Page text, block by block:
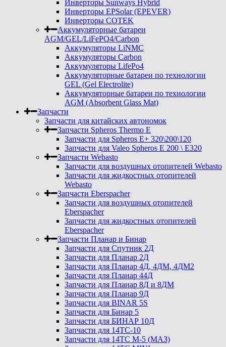
Инверторы Sunways Hybrid
Инверторы EPSolar (EPEVER)
Инверторы COTEK
Аккумуляторные батареи
AGM/GEL/LiFePO4/Carbon
Аккумуляторы LiNMC
Аккумуляторы Carbon
Аккумуляторы LifePo4
Аккумуляторные батареи по технологии
GEL (Gel Electrolite)
Аккумуляторные батареи по технологии
AGM (Absorbent Glass Mat)
Запчасти
Запчасти для китайских автономок
Запчасти Spheros Thermo E
Запчасти для Spheros E+ 320\200\120
Запчасти для Valeo Spheros E 200 \ E320
Запчасти Webasto
Запчасти для воздушных отопителей Webasto
Запчасти для жидкостных отопителей
Webasto
Запчасти Eberspacher
Запчасти для воздушных отопителей
Eberspacher
Запчасти для жидкостных отопителей
Eberspacher
Запчасти Планар и Бинар
Запчасти для Спутник 2Д
Запчасти для Планар 2Д
Запчасти для Планар 4Д, 4ДМ, 4ДМ2
Запчасти для Планар 44Д
Запчасти для Планар 8Д и 8ДМ
Запчасти для Планар 9Д
Запчасти для BINAR 5S
Запчасти для Бинар 5
Запчасти для БИНАР 10Д
Запчасти для 14ТС-10
Запчасти для 14ТС М-5 (МАЗ)